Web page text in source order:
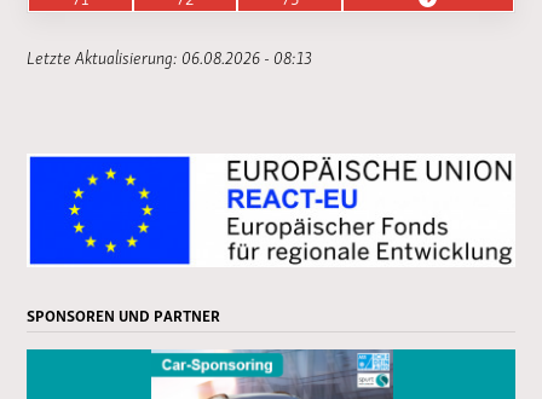
Letzte Aktualisierung: 06.08.2026 - 08:13
SPONSOREN UND PARTNER